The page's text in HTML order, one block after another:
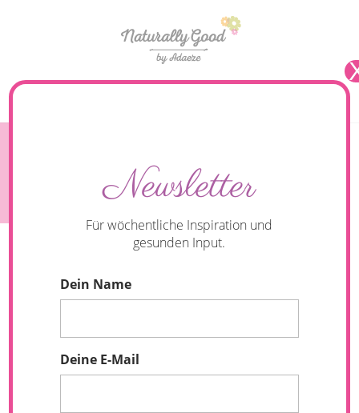
schwer ist – und wie du es trotzdem schaffst
Newsletter
Für wöchentliche Inspiration und
gesunden Input.
Dein Name
Deine E-Mail